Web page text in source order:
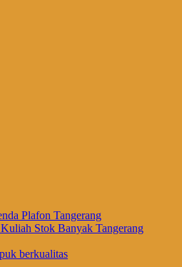
Plafon Tangerang
Stok Banyak Tangerang
berkualitas